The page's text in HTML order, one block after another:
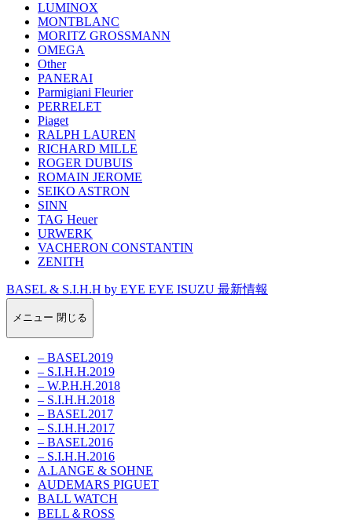
LUMINOX
MONTBLANC
MORITZ GROSSMANN
OMEGA
Other
PANERAI
Parmigiani Fleurier
PERRELET
Piaget
RALPH LAUREN
RICHARD MILLE
ROGER DUBUIS
ROMAIN JEROME
SEIKO ASTRON
SINN
TAG Heuer
URWERK
VACHERON CONSTANTIN
ZENITH
BASEL & S.I.H.H by EYE EYE ISUZU 最新情報
メニュー 閉じる
– BASEL2019
– S.I.H.H.2019
– W.P.H.H.2018
– S.I.H.H.2018
– BASEL2017
– S.I.H.H.2017
– BASEL2016
– S.I.H.H.2016
A.LANGE & SOHNE
AUDEMARS PIGUET
BALL WATCH
BELL＆ROSS